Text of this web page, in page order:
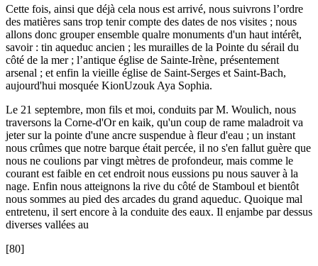
Cette fois, ainsi que déjà cela nous est arrivé, nous suivrons l’ordre
des matières sans trop tenir compte des dates de nos visites ; nous
allons donc grouper ensemble qualre monuments d'un haut intérêt,
savoir : tin aqueduc ancien ; les murailles de la Pointe du sérail du
côté de la mer ; l’antique église de Sainte-Irène, présentement
arsenal ; et enfin la vieille église de Saint-Serges et Saint-Bach,
aujourd'hui mosquée KionUzouk Aya Sophia.
Le 21 septembre, mon fils et moi, conduits par M. Woulich, nous
traversons la Corne-d'Or en kaik, qu'un coup de rame maladroit va
jeter sur la pointe d'une ancre suspendue à fleur d'eau ; un instant
nous crûmes que notre barque était percée, il no s'en fallut guère que
nous ne coulions par vingt mètres de profondeur, mais comme le
courant est faible en cet endroit nous eussions pu nous sauver à la
nage. Enfin nous atteignons la rive du côté de Stamboul et bientôt
nous sommes au pied des arcades du grand aqueduc. Quoique mal
entretenu, il sert encore à la conduite des eaux. Il enjambe par dessus
diverses vallées au
[80]